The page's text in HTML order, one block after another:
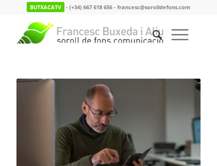
BUTXACATV - (+34) 667 618 656 - francesc@sorolldefons.com